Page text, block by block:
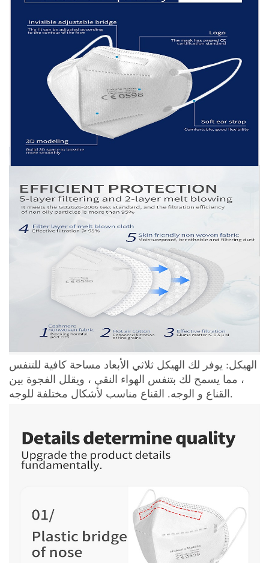
الهيكل: يوفر لك الهيكل ثلاثي الأبعاد مساحة كافية للتنفس
، مما يسمح لك بتنفس الهواء النقي ، ويقلل الفجوة بين
القناع و الوجه. القناع مناسب لأشكال مختلفة للوجه.